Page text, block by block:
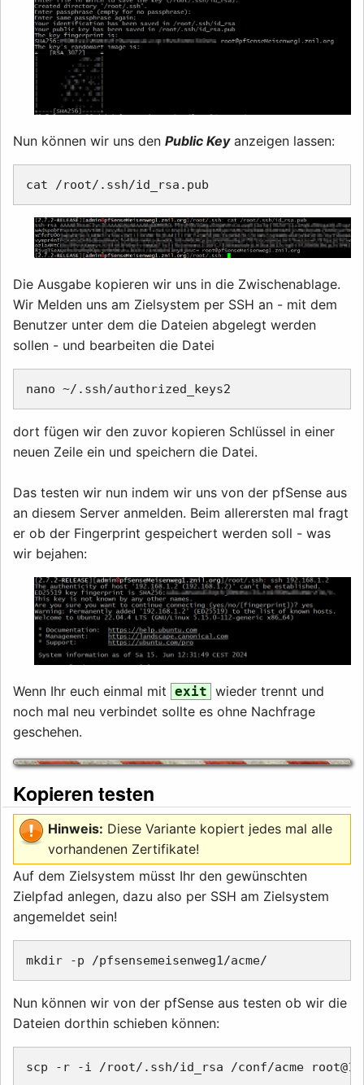
Nun können wir uns den Public Keyanzeigen lassen:
Die Ausgabe kopieren wir uns in die Zwischenablage.
Wir Melden uns am Zielsystem per SSH an - mit dem
Benutzer unter dem die Dateien abgelegt werden
sollen - und bearbeiten die Datei
dort fügen wir den zuvor kopieren Schlüssel in einer
neuen Zeile ein und speichern die Datei.
Das testen wir nun indem wir uns von der pfSense aus
an diesem Server anmelden. Beim allerersten mal fragt
er ob der Fingerprint gespeichert werden soll - was
wir bejahen:
Wenn Ihr euch einmal mit exit wieder trennt und
noch mal neu verbindet sollte es ohne Nachfrage
geschehen.
Kopieren testen
Hinweis: Diese Variante kopiert jedes mal alle
vorhandenen Zertifikate!
Auf dem Zielsystem müsst Ihr den gewünschten
Zielpfad anlegen, dazu also per SSH am Zielsystem
angemeldet sein!
Nun können wir von der pfSense aus testen ob wir die
Dateien dorthin schieben können: